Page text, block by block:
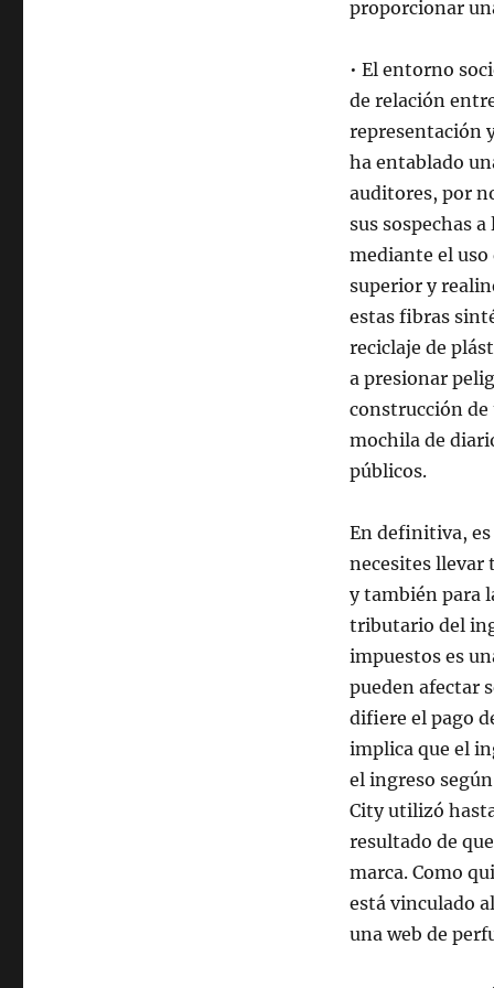
proporcionar
• El entorno
de relación
representación
ha entablado
auditores, por
sus sospechas
mediante el uso
superior y
estas fibras
reciclaje de
a presionar
construcción de
mochila de
públicos.
En definitiva, es
necesites llevar
y también para
tributario del
impuestos es
pueden afectar
difiere el pago
implica que el
el ingreso
City utilizó
resultado de
marca. Como
está vinculado
una web de